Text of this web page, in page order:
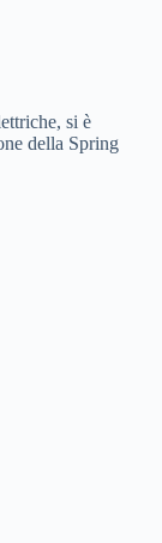
si è
della Spring